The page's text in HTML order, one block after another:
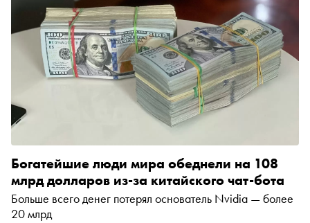
Богатейшие люди мира обеднели на 108
млрд долларов из-за китайского чат-бота
Больше всего денег потерял основатель Nvidia — более
20 млрд